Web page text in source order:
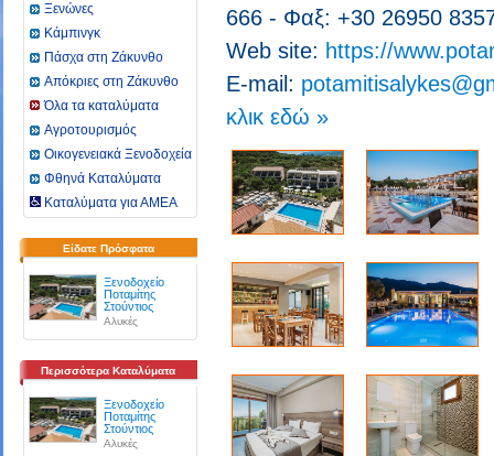
Ξενώνες
Κάμπινγκ
Πάσχα στη Ζάκυνθο
Απόκριες στη Ζάκυνθο
Όλα τα καταλύματα
Αγροτουρισμός
Οικογενειακά Ξενοδοχεία
Φθηνά Καταλύματα
Καταλύματα για ΑΜΕΑ
Είδατε Πρόσφατα
Ξενοδοχείο
Ποταμίτης
Στούντιος
Αλυκές
Περισσότερα Καταλύματα
Ξενοδοχείο
Ποταμίτης
Στούντιος
Αλυκές
666 - Φαξ: +30 26950
Web site: https://
E-mail:
κλικ εδώ »